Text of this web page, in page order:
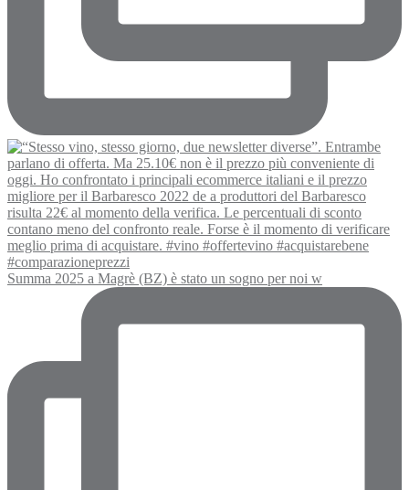
Summa 2025 a Magrè (BZ) è stato un sogno per noi w